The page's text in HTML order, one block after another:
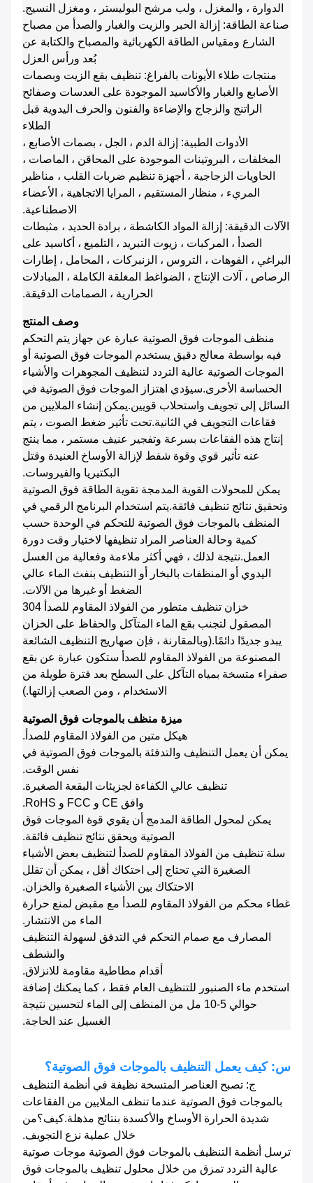
الدوارة ، والمغزل ، ولب مرشح البوليستر ، ومغزل النسيج.
صناعة الطاقة: إزالة الحبر والزيت والغبار والصدأ من مصباح
الشارع ومقياس الطاقة الكهربائية والمصباح والكتابة عن
بُعد ورأس العزل
منتجات طلاء الأيونات بالفراغ: تنظيف بقع الزيت وبصمات
الأصابع والغبار والأكاسيد الموجودة على العدسات وصفائح
الراتنج والزجاج والإضاءة والفنون والحرف اليدوية قبل
الطلاء
الأدوات الطبية: إزالة الدم ، الجل ، بصمات الأصابع ،
المخلفات ، البروتينات الموجودة على المحاقن ، الماصات ،
الحاويات الزجاجية ، أجهزة تنظيم ضربات القلب ، مناظير
المريء ، منظار المستقيم ، المرايا الاتجاهية ، الأعضاء
الاصطناعية.
الآلات الدقيقة: إزالة المواد الكاشطة ، برادة الحديد ، مثبطات
الصدأ ، المركبات ، زيوت التبريد ، التلميع ، أكاسيد على
البراغي ، الفوهات ، التروس ، الزنبركات ، المحامل ، إطارات
الرصاص ، آلات الإنتاج ، الضواغط المغلقة الكاملة ، المبادلات
الحرارية ، الصمامات الدقيقة.
وصف المنتج
منظف ​​الموجات فوق الصوتية عبارة عن جهاز يتم التحكم
فيه بواسطة معالج دقيق يستخدم الموجات فوق الصوتية أو
الموجات الصوتية عالية التردد لتنظيف المجوهرات والأشياء
الحساسة الأخرى.سيؤدي اهتزاز الموجات فوق الصوتية في
السائل إلى تجويف واستحلاب قويين.يمكن إنشاء الملايين من
فقاعات التجويف في الثانية.تحت تأثير ضغط الصوت ، يتم
إنتاج هذه الفقاعات بسرعة وتفجير عنيف مستمر ، مما ينتج
عنه تأثير قوي وقوة شفط لإزالة الأوساخ العنيدة وقتل
البكتيريا والفيروسات.
يمكن للمحولات القوية المدمجة تقوية الطاقة فوق الصوتية
وتحقيق نتائج تنظيف فائقة.يتم استخدام البرنامج الرقمي في
المنظف بالموجات فوق الصوتية للتحكم في الوحدة حسب
كمية وحالة العناصر المراد تنظيفها لاختيار وقت دورة
العمل.نتيجة لذلك ، فهي أكثر ملاءمة وفعالية من الغسل
اليدوي أو المنظفات بالبخار أو التنظيف بنفث الماء عالي
الضغط أو غيرها من الآلات.
خزان تنظيف متطور من الفولاذ المقاوم للصدأ 304
المصقول لتجنب بقع الماء المتآكل والحفاظ على الخزان
يبدو جديدًا دائمًا.(وبالمقارنة ، فإن صهاريج التنظيف الشائعة
المصنوعة من الفولاذ المقاوم للصدأ ستكون عبارة عن بقع
صفراء متسخة بمياه التآكل على السطح بعد فترة طويلة من
الاستخدام ، ومن الصعب إزالتها.)
ميزة منظف بالموجات فوق الصوتية
هيكل متين من الفولاذ المقاوم للصدأ.
يمكن أن يعمل التنظيف والتدفئة بالموجات فوق الصوتية في
نفس الوقت.
تنظيف عالي الكفاءة لجزيئات البقعة الصغيرة.
وافق CE و FCC و RoHS.
يمكن لمحول الطاقة المدمج أن يقوي قوة الموجات فوق
الصوتية ويحقق نتائج تنظيف فائقة.
سلة تنظيف من الفولاذ المقاوم للصدأ لتنظيف بعض الأشياء
الصغيرة التي تحتاج إلى احتكاك أقل ، يمكن أن تقلل
الاحتكاك بين الأشياء الصغيرة والخزان.
غطاء محكم من الفولاذ المقاوم للصدأ مع مقبض لمنع حرارة
الماء من الانتشار.
المصارف مع صمام التحكم في التدفق لسهولة التنظيف
والشطف
أقدام مطاطية مقاومة للانزلاق.
استخدم ماء الصنبور للتنظيف العام فقط ، كما يمكنك إضافة
حوالي 5-10 مل من المنظف إلى الماء لتحسين نتيجة
الغسيل عند الحاجة.
س: كيف يعمل التنظيف بالموجات فوق الصوتية؟
ج: تصبح العناصر المتسخة نظيفة في أنظمة التنظيف
بالموجات فوق الصوتية عندما تنظف الملايين من الفقاعات
شديدة الحرارة الأوساخ والأكسدة بنتائج مذهلة.كيف؟من
خلال عملية نزع التجويف.
ترسل أنظمة التنظيف بالموجات فوق الصوتية موجات صوتية
عالية التردد تمزق من خلال محلول تنظيف بالموجات فوق